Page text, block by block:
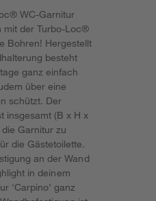
WC-Garnitur
mit der Turbo-Loc®
Bohren! Hergestellt
besteht
ganz einfach
über eine
schützt. Der
insgesamt (B x H x
Garnitur zu
die Gästetoilette.
an der Wand
in deinem
'Carpino' ganz